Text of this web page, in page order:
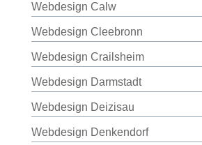
Webdesign Calw
Webdesign Cleebronn
Webdesign Crailsheim
Webdesign Darmstadt
Webdesign Deizisau
Webdesign Denkendorf